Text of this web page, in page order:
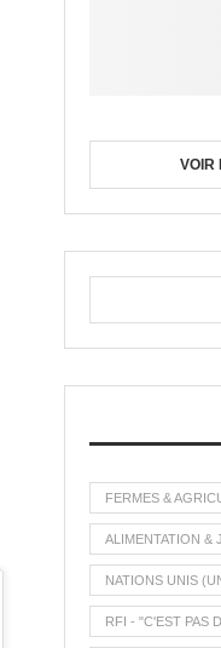
VOIR
FERMES &
ALIMENTATION &
NATIONS UNIS
RFI - "C'EST PAS